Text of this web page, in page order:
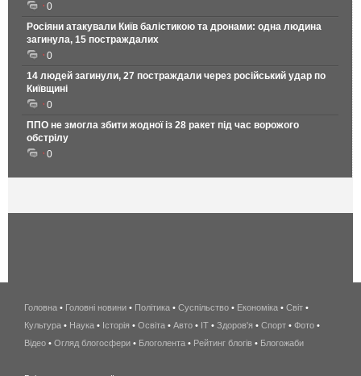
0
Росіяни атакували Київ балістикою та дронами: одна людина
загинула, 15 постраждалих
0
14 людей загинули, 27 постраждали через російський удар по
Київщині
0
ППО не змогла збити жодної із 28 ракет під час ворожого
обстрілу
0
беспроводной
интернет
киев
Головна • Головні новини • Політика • Суспільство • Економіка • Світ •
Культура • Наука • Історія • Освіта • Авто • IT • Здоров'я • Спорт • Фото •
Відео • Огляд блогосфери • Блоголента • Рейтинг блогів • Блогожаби